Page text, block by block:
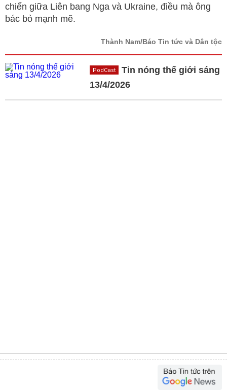
chiến giữa Liên bang Nga và Ukraine, điều mà ông
bác bỏ mạnh mẽ.
Thành Nam/Báo Tin tức và Dân tộc
PodCast
Tin nóng thế giới sáng
13/4/2026